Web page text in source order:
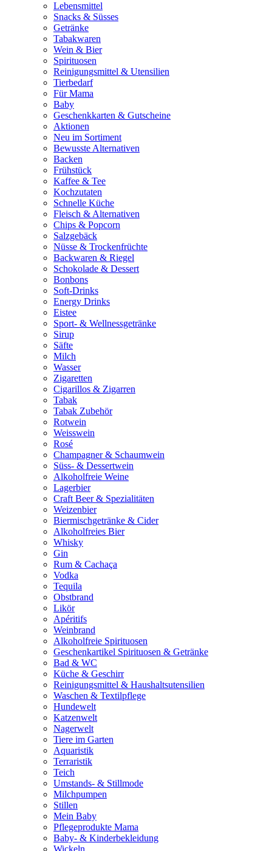
Lebensmittel
Snacks & Süsses
Getränke
Tabakwaren
Wein & Bier
Spirituosen
Reinigungsmittel & Utensilien
Tierbedarf
Für Mama
Baby
Geschenkkarten & Gutscheine
Aktionen
Neu im Sortiment
Bewusste Alternativen
Backen
Frühstück
Kaffee & Tee
Kochzutaten
Schnelle Küche
Fleisch & Alternativen
Chips & Popcorn
Salzgebäck
Nüsse & Trockenfrüchte
Backwaren & Riegel
Schokolade & Dessert
Bonbons
Soft-Drinks
Energy Drinks
Eistee
Sport- & Wellnessgetränke
Sirup
Säfte
Milch
Wasser
Zigaretten
Cigarillos & Zigarren
Tabak
Tabak Zubehör
Rotwein
Weisswein
Rosé
Champagner & Schaumwein
Süss- & Dessertwein
Alkoholfreie Weine
Lagerbier
Craft Beer & Spezialitäten
Weizenbier
Biermischgetränke & Cider
Alkoholfreies Bier
Whisky
Gin
Rum & Cachaça
Vodka
Tequila
Obstbrand
Likör
Apéritifs
Weinbrand
Alkoholfreie Spirituosen
Geschenkartikel Spirituosen & Getränke
Bad & WC
Küche & Geschirr
Reinigungsmittel & Haushaltsutensilien
Waschen & Textilpflege
Hundewelt
Katzenwelt
Nagerwelt
Tiere im Garten
Aquaristik
Terraristik
Teich
Umstands- & Stillmode
Milchpumpen
Stillen
Mein Baby
Pflegeprodukte Mama
Baby- & Kinderbekleidung
Wickeln